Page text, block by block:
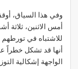
وفي هذا السياق،
للاشتباه في تورطهم
أنها قد تشكل خطراً
الواجهة إشكالية